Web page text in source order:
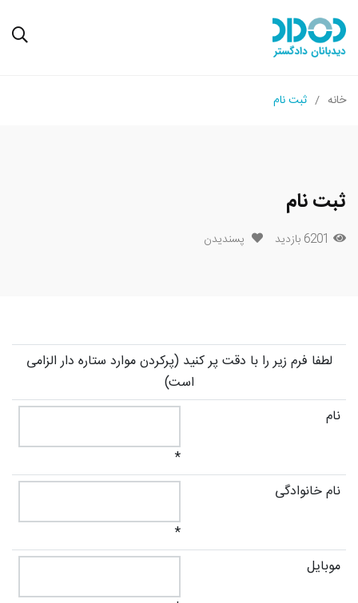
خانه ثبت نام
ثبت نام
6201 بازدید پسندیدن
لطفا فرم زیر را با دقت پر کنید (پرکردن موارد ستاره دار الزامی
است)
نام
*
نام خانوادگی
*
موبایل